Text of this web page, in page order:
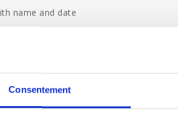
Consentement
name and date
Date
ecocup
of 11.3 cm